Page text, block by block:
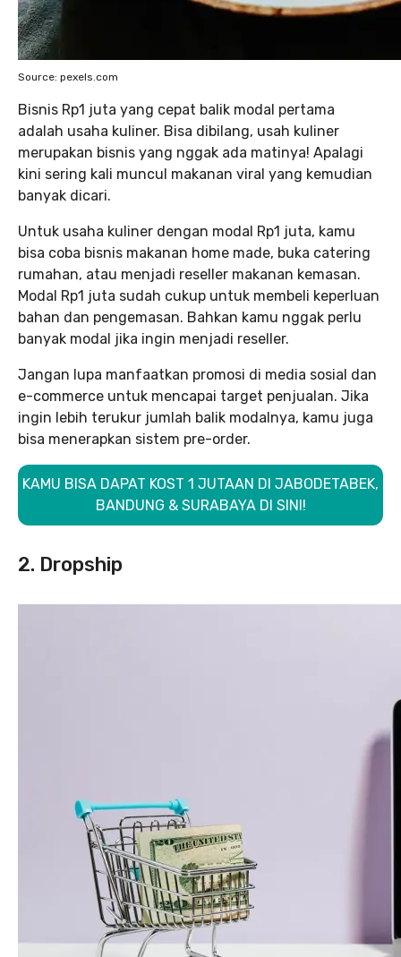
Source: pexels.com
Bisnis Rp1 juta yang cepat balik modal pertama
adalah usaha kuliner. Bisa dibilang, usah kuliner
merupakan bisnis yang nggak ada matinya! Apalagi
kini sering kali muncul makanan viral yang kemudian
banyak dicari.
Untuk usaha kuliner dengan modal Rp1 juta, kamu
bisa coba bisnis makanan home made, buka catering
rumahan, atau menjadi reseller makanan kemasan.
Modal Rp1 juta sudah cukup untuk membeli keperluan
bahan dan pengemasan. Bahkan kamu nggak perlu
banyak modal jika ingin menjadi reseller.
Jangan lupa manfaatkan promosi di media sosial dan
e-commerce untuk mencapai target penjualan. Jika
ingin lebih terukur jumlah balik modalnya, kamu juga
bisa menerapkan sistem pre-order.
KAMU BISA DAPAT KOST 1 JUTAAN DI JABODETABEK,
BANDUNG & SURABAYA DI SINI!
2. Dropship